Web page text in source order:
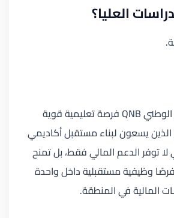
العليا؟
تُعد منحة بنك قطر الوطني QNB فرصة تعليمية قوية
يسعون لبناء مستقبل أكاديمي
توفر الدعم المالي فقط، بل تمنح
وظيفية مستقبلية داخل واحدة
المالية في المنطقة.